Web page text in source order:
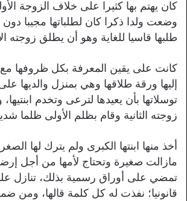
كان يهتم بها كثيرا على خلاف الزوجة
وضعت ولدا ذكرا كان لطلباتها مجيبا
طلبها قاسيا للغاية وهو أن يطلق زوجته
كانت على يقين المعرفة بكل ظروفها مع
إليها ورقة طلاقها وهي بمنزل والديها
توسلاتها بأن يعيدها لترعى وتخدم
زوجته الثانية وقام بظلم الأولى ظلما
أخذ منها ابنتها الكبرى ولم يترك لها
مازالت صغيرة وتحتاج لأمها من أجل
تمضي على أوراق رسمية بذلك، تنازل على
قانونيا؛ نفذت له كل كلمة قالها، ومن